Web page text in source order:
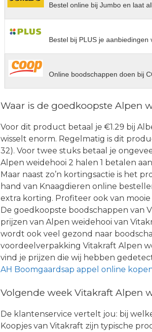
Bestel online bij Jumbo en laat
Bestel bij PLUS je
Online boodschappen doen bij
Waar is de goedkoopste Alpen
Voor dit product betaal je €1.29 bij
wisselt enorm. Regelmatig is dit
32). Voor twee stuks betaal je
Alpen weidehooi 2 halen 1 betalen
Maar naast zo’n kortingsactie is het
hand van Knaagdieren online
extra korting. Profiteer ook van mooie
De goedkoopste boodschappen van
prijzen van Alpen weidehooi van
wordt ook veel gezond naar
voordeelverpakking Vitakraft Alpen
vind je prijzen die wij hebben
AH Boomgaardsap appel online
Volgende week Vitakraft Alpen
De klantenservice vertelt jou: bij
Koopjes van Vitakraft zijn typische